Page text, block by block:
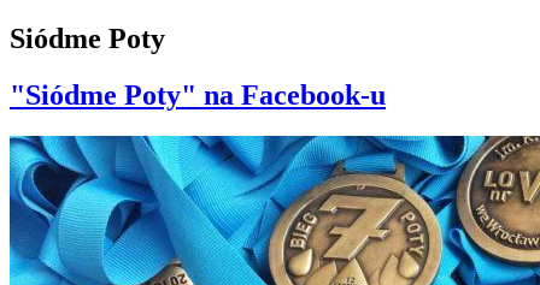
Siódme Poty
"Siódme Poty" na Facebook-u